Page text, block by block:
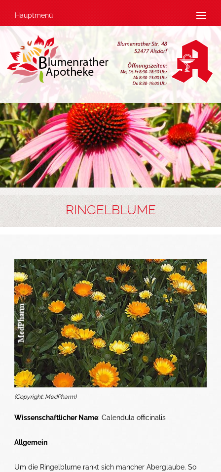
Hauptmenü
RINGELBLUME
(Copyright: MedPharm)
Wissenschaftlicher Name: Calendula officinalis
Allgemein
Um die Ringelblume rankt sich mancher Aberglaube. So